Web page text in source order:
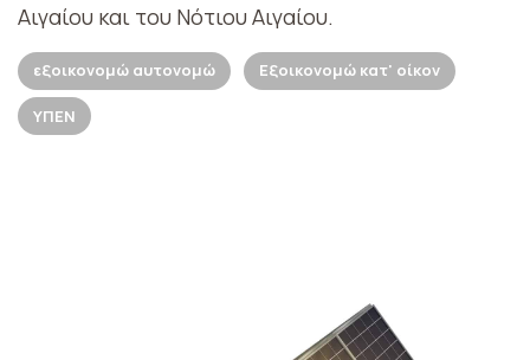
Αιγαίου και του Νότιου Αιγαίου.
εξοικονομώ αυτονομώ Εξοικονομώ κατ' οίκον
ΥΠΕΝ